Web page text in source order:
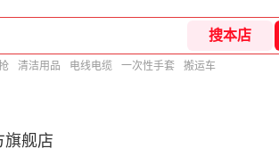
清洁用品 电线电缆 一次性手套 搬运车
旗舰店